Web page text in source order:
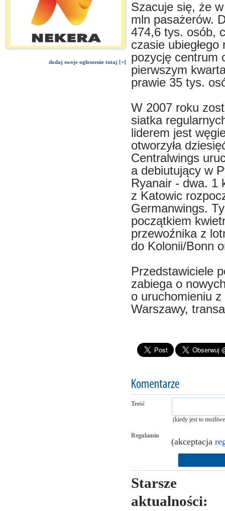
dodaj swoje ogłoszenie tutaj [+]
Szacuje się, że
mln pasażerów.
474,6 tys. osób,
czasie
pozycję centrum
pierwszym
prawie 35 tys.
W 2007 roku
siatka
liderem jest
otworzyła
Centralwings
a debiutujący w
Ryanair - dwa. 1
z Katowic
Germanwings.
początkiem
przewoźnika z
do Kolonii/Bonn
Przedstawiciele
zabiega o
o uruchomieniu
Warszawy,
Treść
(kiedy jest to
Regulamin
(akceptacja
Starsze
aktualności: